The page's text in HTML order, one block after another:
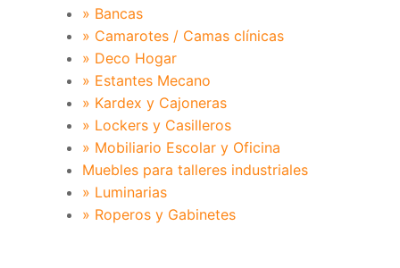
» Bancas
» Camarotes / Camas clínicas
» Deco Hogar
» Estantes Mecano
» Kardex y Cajoneras
» Lockers y Casilleros
» Mobiliario Escolar y Oficina
Muebles para talleres industriales
» Luminarias
» Roperos y Gabinetes